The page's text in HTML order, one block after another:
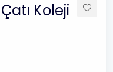
Koleji